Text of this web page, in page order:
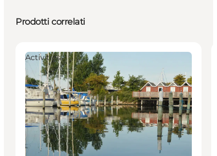
Prodotti correlati
Activities